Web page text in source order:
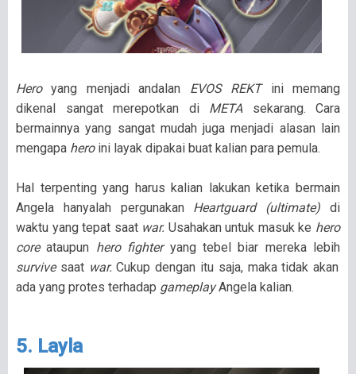
Heroyang menjadi andalan EVOS REKT ini memang
dikenal sangat merepotkan di METAsekarang. Cara
bermainnya yang sangat mudah juga menjadi alasan lain
mengapa hero ini layak dipakai buat kalian para pemula.
Hal terpenting yang harus kalian lakukan ketika bermain
Angela hanyalah pergunakan Heartguard (ultimate)di
waktu yang tepat saat war. Usahakan untuk masuk ke hero
coreataupun hero fighter yang tebel biar mereka lebih
survive saatwar.Cukup dengan itu saja, maka tidak akan
ada yang protes terhadap gameplayAngela kalian.
5. Layla